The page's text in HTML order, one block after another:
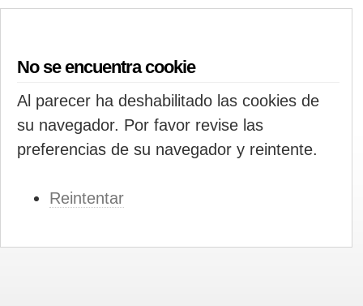
No se encuentra cookie
Al parecer ha deshabilitado las cookies de
su navegador. Por favor revise las
preferencias de su navegador y reintente.
Reintentar